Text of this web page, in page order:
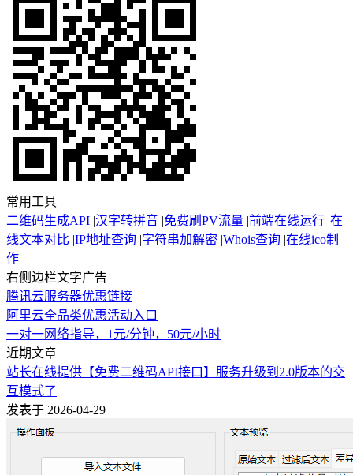
常用工具
二维码生成API |汉字转拼音 |免费刷PV流量 |前端在线运行 |在
线文本对比 |IP地址查询 |字符串加解密 |Whois查询 |在线ico制
作
右侧边栏文字广告
腾讯云服务器优惠链接
阿里云全品类优惠活动入口
一对一网络指导，1元/分钟，50元/小时
近期文章
站长在线提供【免费二维码API接口】服务升级到2.0版本的交
互模式了
发表于 2026-04-29